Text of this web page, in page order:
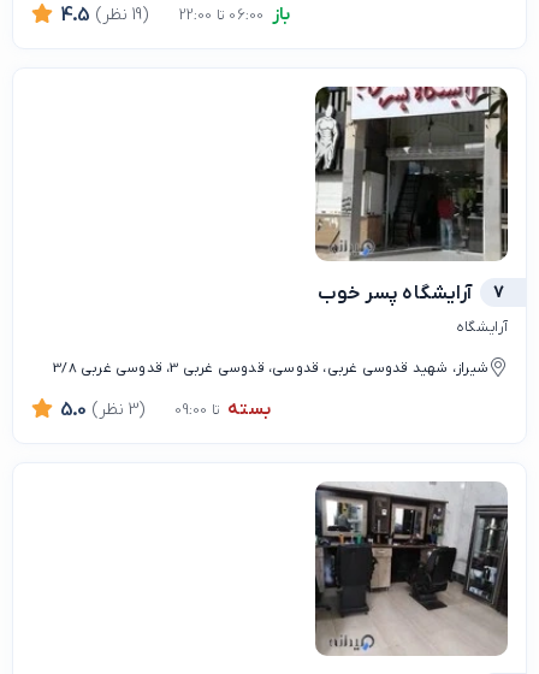
باز 4.5 (19 نظر)
7 آرایشگاه پسر خوب
آرایشگاه
شیراز، شهید قدوسی غربی، قدوسی، قدوسی غربی 3، قدوسی غربی 3/8
بسته تا 09:00 5.0 (3 نظر)